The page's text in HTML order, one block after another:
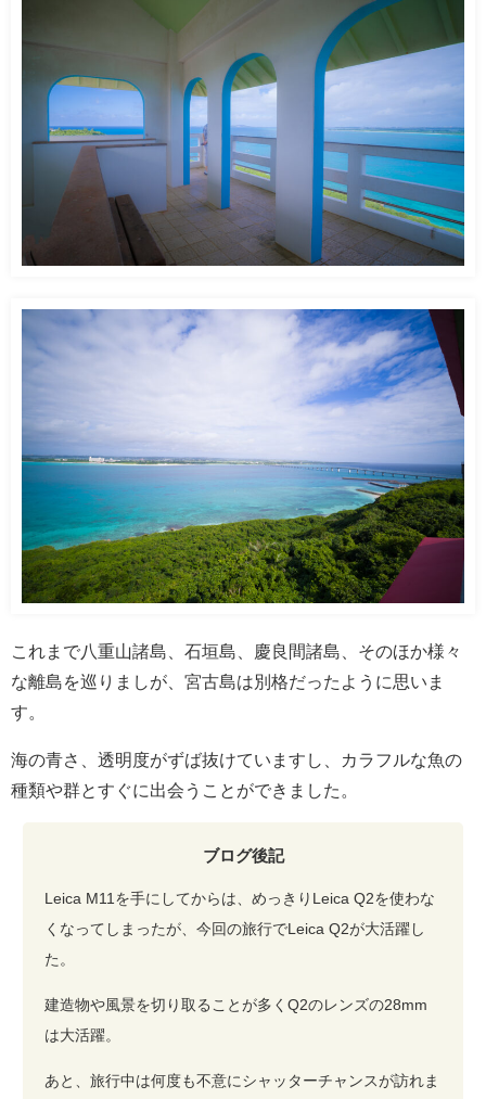
これまで八重山諸島、石垣島、慶良間諸島、そのほか様々
な離島を巡りましが、宮古島は別格だったように思いま
す。
海の青さ、透明度がずば抜けていますし、カラフルな魚の
種類や群とすぐに出会うことができました。
ブログ後記
Leica M11を手にしてからは、めっきりLeica Q2を使わな
くなってしまったが、今回の旅行でLeica Q2が大活躍し
た。
建造物や風景を切り取ることが多くQ2のレンズの28mm
は大活躍。
あと、旅行中は何度も不意にシャッターチャンスが訪れま